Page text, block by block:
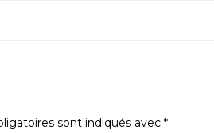
sont indiqués avec *